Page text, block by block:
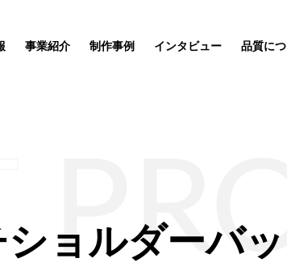
企業理念
事業紹介
グッズ制作事業 サステナブ
制作事例
ポーチ SDGs関連
インタビュー 品質に
アートが完ョルダーバ